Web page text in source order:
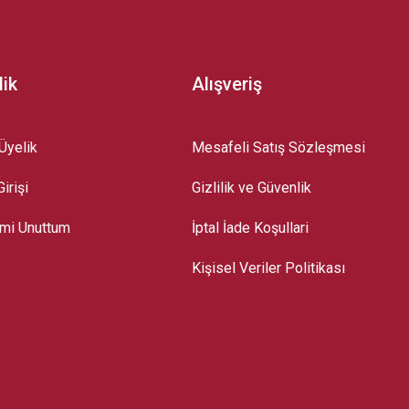
Unuttum
Alışveriş
Mesafeli Satış Sözleşmesi
Gizlilik ve Güvenlik
İptal İade Koşullari
Kişisel Veriler Politikası